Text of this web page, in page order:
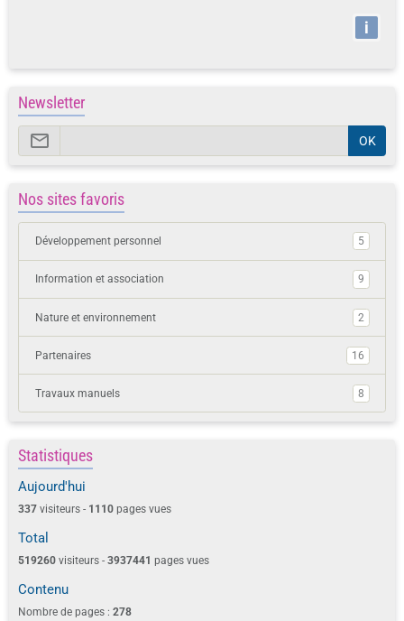
i
Newsletter
OK
Nos sites favoris
Développement personnel 5
Information et association 9
Nature et environnement 2
Partenaires 16
Travaux manuels 8
Statistiques
Aujourd'hui
337 visiteurs - 1110 pages vues
Total
519260 visiteurs - 3937441 pages vues
Contenu
Nombre de pages : 278